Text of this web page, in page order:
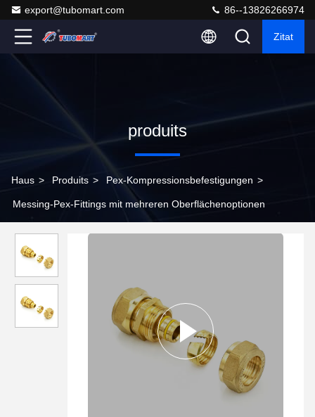
export@tubomart.com 86--13826266974
Zitat
produits
Haus > Produits > Pex-Kompressionsbefestigungen >
Messing-Pex-Fittings mit mehreren Oberflächenoptionen